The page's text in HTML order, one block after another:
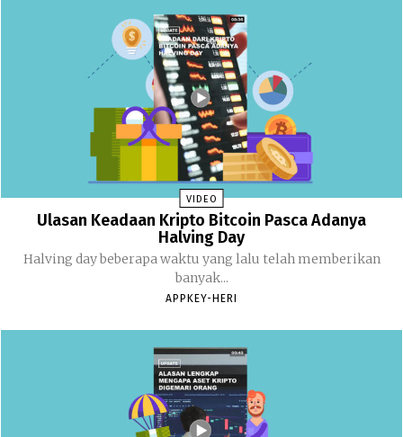
VIDEO
Ulasan Keadaan Kripto Bitcoin Pasca Adanya
Halving Day
Halving day beberapa waktu yang lalu telah memberikan
banyak...
APPKEY-HERI